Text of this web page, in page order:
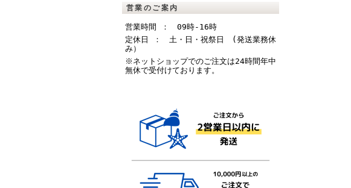
営業のご案内
営業時間 ： 09時-16時
定休日 ： 土・日・祝祭日 (発送業務休
み）
※ネットショップでのご注文は24時間年中
無休で受付けております。